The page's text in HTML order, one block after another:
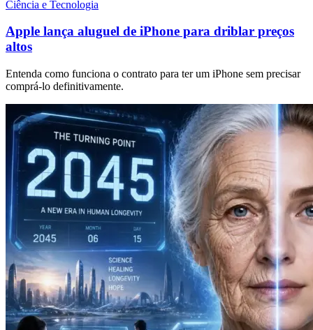
Ciência e Tecnologia
Apple lança aluguel de iPhone para driblar preços
altos
Entenda como funciona o contrato para ter um iPhone sem precisar
comprá-lo definitivamente.